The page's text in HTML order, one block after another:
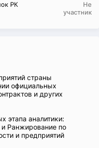
РК
Не
участник
страны
официальных
и других
этапа аналитики:
и Ранжирование по
и предприятий